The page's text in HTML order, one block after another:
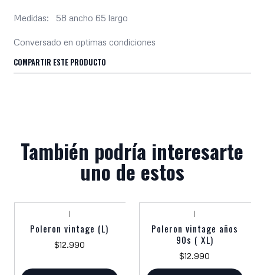
Medidas: 58 ancho 65 largo
Conversado en optimas condiciones
COMPARTIR ESTE PRODUCTO
También podría interesarte
uno de estos
|
Poleron vintage (L)
$12.990
|
Poleron vintage años
90s ( XL)
$12.990